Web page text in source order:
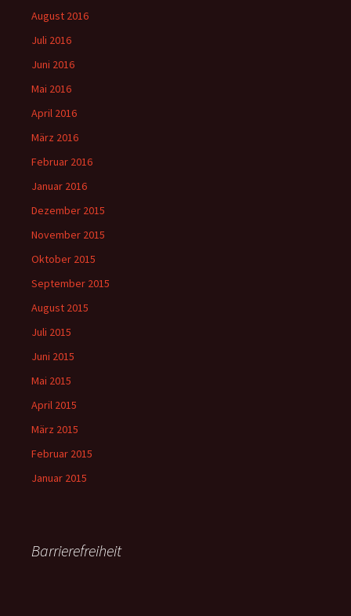
August 2016
Juli 2016
Juni 2016
Mai 2016
April 2016
März 2016
Februar 2016
Januar 2016
Dezember 2015
November 2015
Oktober 2015
September 2015
August 2015
Juli 2015
Juni 2015
Mai 2015
April 2015
März 2015
Februar 2015
Januar 2015
Barrierefreiheit